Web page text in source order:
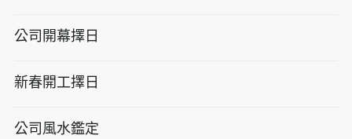
公司開幕擇日
新春開工擇日
公司風水鑑定